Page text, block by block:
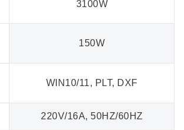
3100W
150W
WIN10/11, PLT, DXF
220V/16A, 50HZ/60HZ